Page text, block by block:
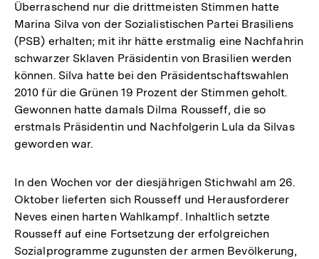
Überraschend nur die drittmeisten Stimmen hatte
Marina Silva von der Sozialistischen Partei Brasiliens
(PSB) erhalten; mit ihr hätte erstmalig eine Nachfahrin
schwarzer Sklaven Präsidentin von Brasilien werden
können. Silva hatte bei den Präsidentschaftswahlen
2010 für die Grünen 19 Prozent der Stimmen geholt.
Gewonnen hatte damals Dilma Rousseff, die so
erstmals Präsidentin und Nachfolgerin Lula da Silvas
geworden war.
In den Wochen vor der diesjährigen Stichwahl am 26.
Oktober lieferten sich Rousseff und Herausforderer
Neves einen harten Wahlkampf. Inhaltlich setzte
Rousseff auf eine Fortsetzung der erfolgreichen
Sozialprogramme zugunsten der armen Bevölkerung,